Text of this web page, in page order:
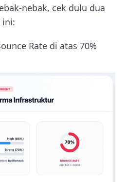
nebak, cek dulu dua
ini:
Rate di atas 70%